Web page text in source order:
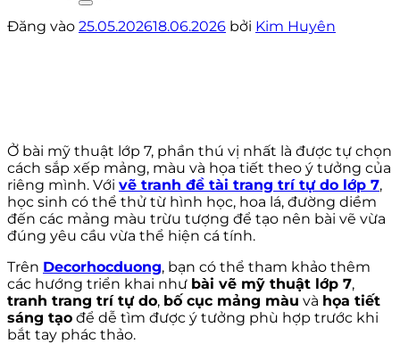
Đăng vào 25.05.202618.06.2026 bởi Kim Huyên
Ở bài mỹ thuật lớp 7, phần thú vị nhất là được tự chọn
cách sắp xếp mảng, màu và họa tiết theo ý tưởng của
riêng mình. Với vẽ tranh đề tài trang trí tự do lớp 7,
học sinh có thể thử từ hình học, hoa lá, đường diềm
đến các mảng màu trừu tượng để tạo nên bài vẽ vừa
đúng yêu cầu vừa thể hiện cá tính.
Trên Decorhocduong, bạn có thể tham khảo thêm
các hướng triển khai như bài vẽ mỹ thuật lớp 7,
tranh trang trí tự do, bố cục mảng màu và họa tiết
sáng tạo để dễ tìm được ý tưởng phù hợp trước khi
bắt tay phác thảo.